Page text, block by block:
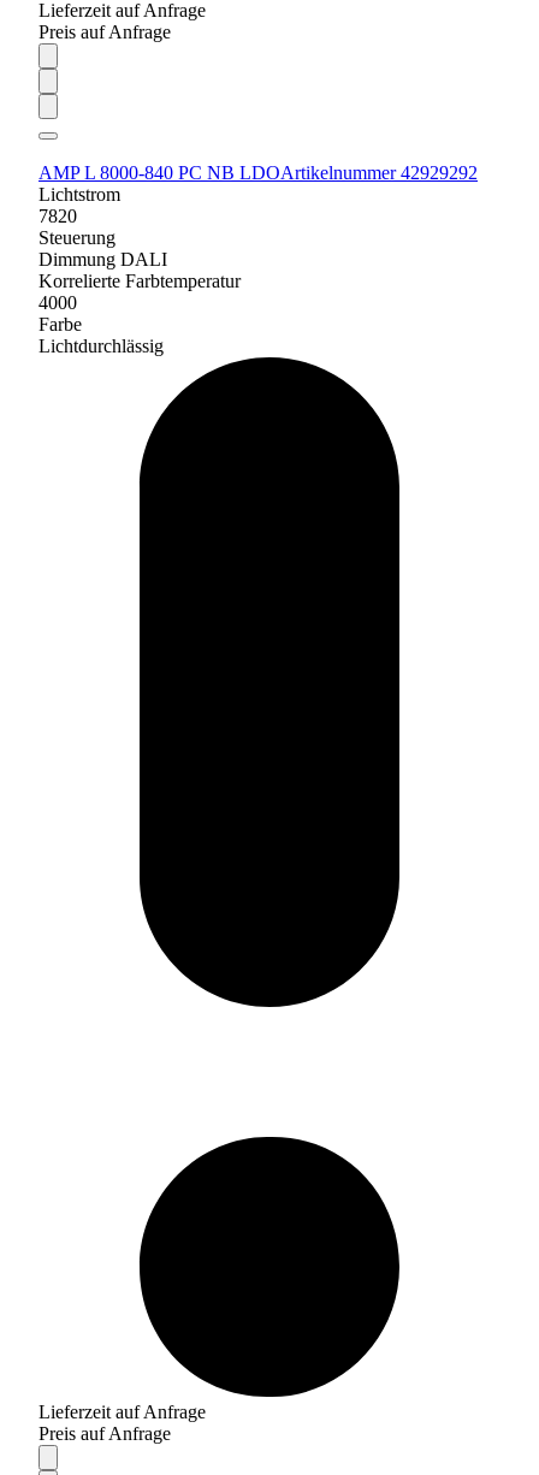
Lieferzeit auf Anfrage
Preis auf Anfrage
AMP L 8000-840 PC NB LDOArtikelnummer 42929292
Lichtstrom
7820
Steuerung
Dimmung DALI
Korrelierte Farbtemperatur
4000
Farbe
Lichtdurchlässig
Lieferzeit auf Anfrage
Preis auf Anfrage